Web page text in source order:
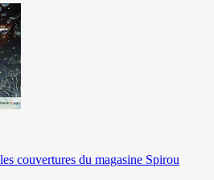
couvertures du magasine Spirou